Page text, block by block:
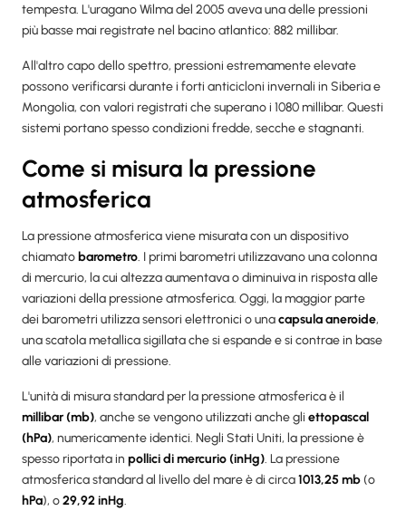
tempesta. L'uragano Wilma del 2005 aveva una delle pressioni
più basse mai registrate nel bacino atlantico: 882 millibar.
All'altro capo dello spettro, pressioni estremamente elevate
possono verificarsi durante i forti anticicloni invernali in Siberia e
Mongolia, con valori registrati che superano i 1080 millibar. Questi
sistemi portano spesso condizioni fredde, secche e stagnanti.
Come si misura la pressione
atmosferica
La pressione atmosferica viene misurata con un dispositivo
chiamato barometro. I primi barometri utilizzavano una colonna
di mercurio, la cui altezza aumentava o diminuiva in risposta alle
variazioni della pressione atmosferica. Oggi, la maggior parte
dei barometri utilizza sensori elettronici o unacapsula aneroide,
una scatola metallica sigillata che si espande e si contrae in base
alle variazioni di pressione.
L'unità di misura standard per la pressione atmosferica è il
millibar (mb), anche se vengono utilizzati anche gli ettopascal
(hPa), numericamente identici. Negli Stati Uniti, la pressione è
spesso riportata in pollici di mercurio (inHg). La pressione
atmosferica standard al livello del mare è di circa1013,25 mb(o
hPa), o29,92 inHg.